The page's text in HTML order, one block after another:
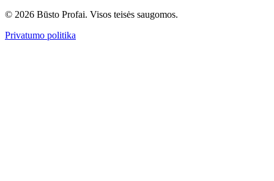
© 2026 Būsto Profai. Visos teisės saugomos.
Privatumo politika